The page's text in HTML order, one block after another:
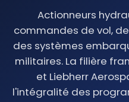
Actionneurs
commandes de vol,
des systèmes
militaires. La filière
et Liebherr
l'intégralité des